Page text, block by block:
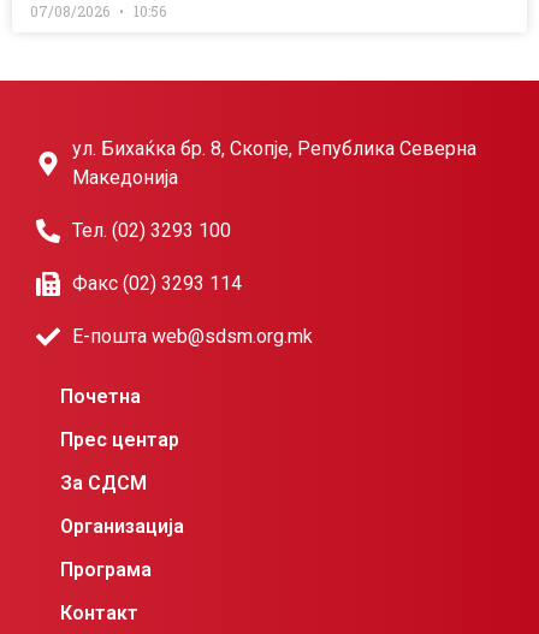
07/08/2026 10:56
ул. Бихаќка бр. 8, Скопје, Република Северна
Македонија
Тел. (02) 3293 100
Факс (02) 3293 114
Е-пошта web@sdsm.org.mk
Почетна
Прес центар
За СДСМ
Организација
Програма
Контакт